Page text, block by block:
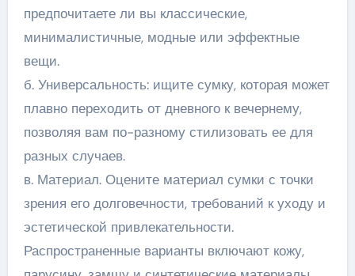
предпочитаете ли вы классические,
минималистичные, модные или эффектные
вещи.
б. Универсальность: ищите сумку, которая может
плавно переходить от дневного к вечернему,
позволяя вам по-разному стилизовать ее для
разных случаев.
в. Материал. Оцените материал сумки с точки
зрения его долговечности, требований к уходу и
эстетической привлекательности.
Распространенные варианты включают кожу,